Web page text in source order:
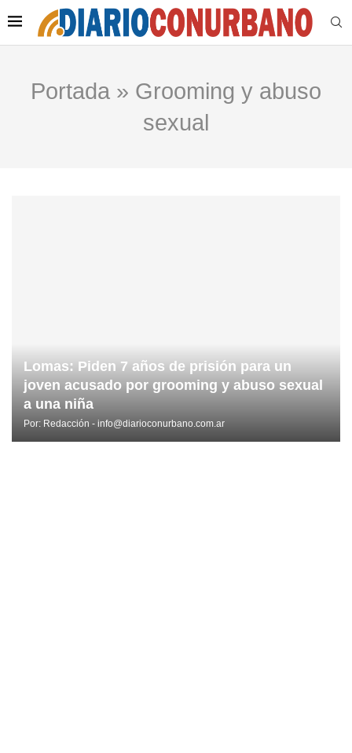
Portada » Grooming y abuso
sexual
Lomas: Piden 7 años de prisión para un
joven acusado por grooming y abuso sexual
a una niña
Por: Redacción - info@diarioconurbano.com.ar